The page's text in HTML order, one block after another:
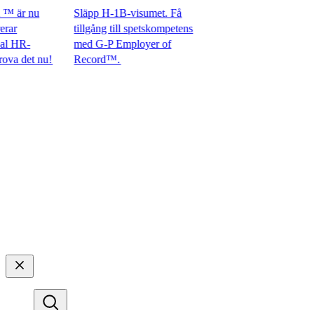
nu
nu!​​
Släpp H-1B-visumet. Få
tillgång till spetskompetens
med G-P Employer of
Record™.​​